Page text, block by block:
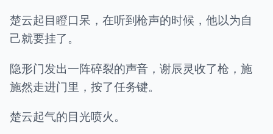
楚云起目瞪口呆，在听到枪声的时候，他以为自
己就要挂了。
隐形门发出一阵碎裂的声音，谢辰灵收了枪，施
施然走进门里，按了任务键。
楚云起气的目光喷火。